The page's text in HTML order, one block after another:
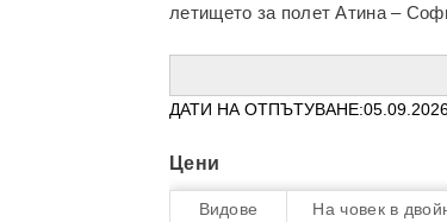
летището за полет Атина –
ДАТИ НА
Цени
Видове
На човек в